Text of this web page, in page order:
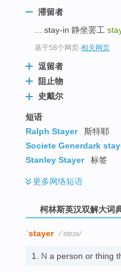
滞留者
... stay-in 静坐罢工
基于58个网页-相关网页
逗留者
阻止物
史戴尔
短语
Ralph Stayer
斯特耶
Societe Generdark
Stanley Stayer
标签
更多网络短语
柯林斯英汉双解大词
ˈstayer /ˈsteɪə/
1. N a person or thing